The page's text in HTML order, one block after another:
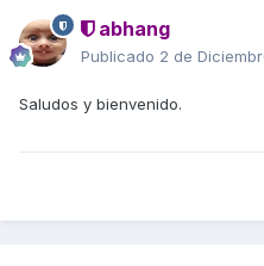
abhang
Publicado 2 de
Saludos y bienvenido.